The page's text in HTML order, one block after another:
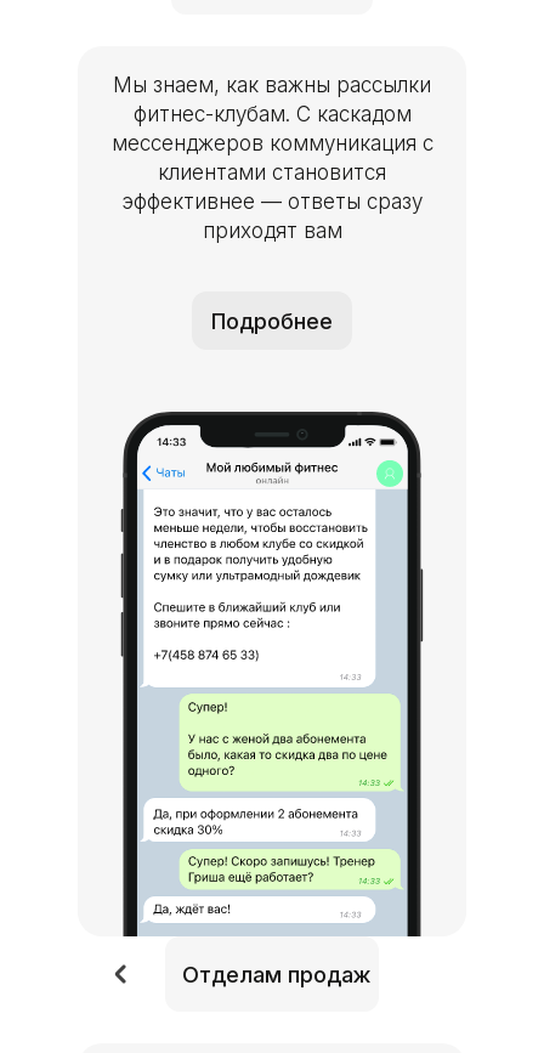
Мы знаем, как важны рассылки
фитнес-клубам. С каскадом
мессенджеров коммуникация с
клиентами становится
эффективнее — ответы сразу
приходят вам
Подробнее
Отделам
Отделам продаж